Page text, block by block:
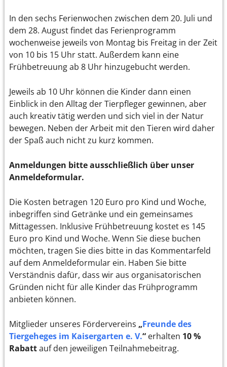
In den sechs Ferienwochen zwischen dem 20. Juli und
dem 28. August findet das Ferienprogramm
wochenweise jeweils von Montag bis Freitag in der Zeit
von 10 bis 15 Uhr statt. Außerdem kann eine
Frühbetreuung ab 8 Uhr hinzugebucht werden.
Jeweils ab 10 Uhr können die Kinder dann einen
Einblick in den Alltag der Tierpfleger gewinnen, aber
auch kreativ tätig werden und sich viel in der Natur
bewegen. Neben der Arbeit mit den Tieren wird daher
der Spaß auch nicht zu kurz kommen.
Anmeldungen bitte ausschließlich über unser
Anmeldeformular.
Die Kosten betragen 120 Euro pro Kind und Woche,
inbegriffen sind Getränke und ein gemeinsames
Mittagessen. Inklusive Frühbetreuung kostet es 145
Euro pro Kind und Woche. Wenn Sie diese buchen
möchten, tragen Sie dies bitte in das Kommentarfeld
auf dem Anmeldeformular ein. Haben Sie bitte
Verständnis dafür, dass wir aus organisatorischen
Gründen nicht für alle Kinder das Frühprogramm
anbieten können.
Mitglieder unseres Fördervereins „Freunde des
Tiergeheges im Kaisergarten e. V.“erhalten 10 %
Rabattauf den jeweiligen Teilnahmebeitrag.